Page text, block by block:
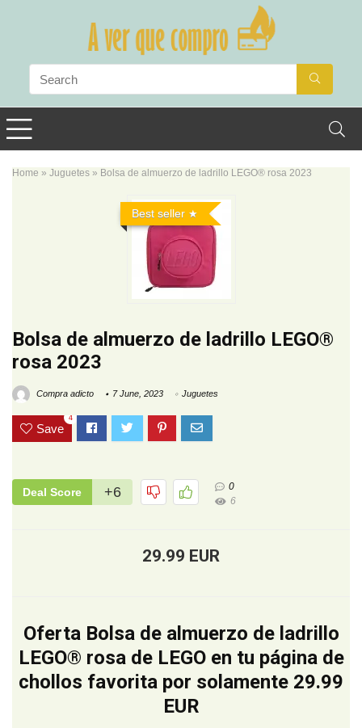
Home » Juguetes » Bolsa de almuerzo de ladrillo LEGO® rosa 2023
Best seller
Bolsa de almuerzo de ladrillo LEGO®
rosa 2023
Compra adicto 7 June, 2023 Juguetes
Save
4
Deal Score +6
0
6
29.99 EUR
Oferta Bolsa de almuerzo de ladrillo
LEGO® rosa de LEGO en tu página de
chollos favorita por solamente 29.99
EUR